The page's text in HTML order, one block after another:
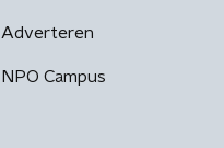
Adverteren
NPO Campus